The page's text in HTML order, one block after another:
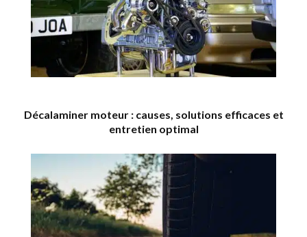
Décalaminer moteur : causes, solutions efficaces et
entretien optimal